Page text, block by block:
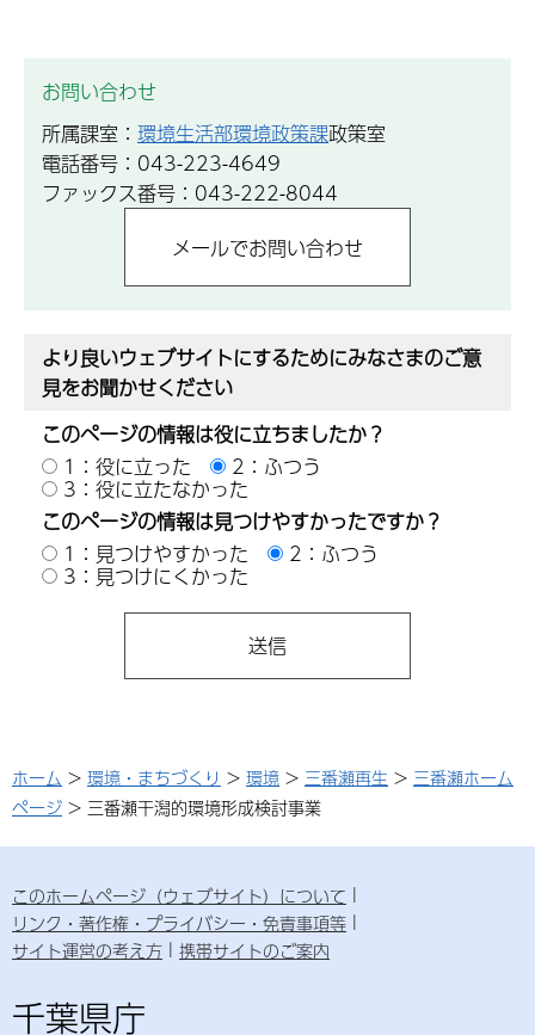
お問い合わせ
所属課室： 環境生活部環境政策課政策室
電話番号：043-223-4649
ファックス番号：043-222-8044
より良いウェブサイトにするためにみなさまのご意
見をお聞かせください
このページの情報は役に立ちましたか？
1：役に立った
2：ふつう
3：役に立たなかった
このページの情報は見つけやすかったですか？
1：見つけやすかった
2：ふつう
3：見つけにくかった
ホーム > 環境・まちづくり > 環境 > 三番瀬再生 > 三番瀬ホーム
ページ > 三番瀬干潟的環境形成検討事業
このホームページ（ウェブサイト）について
リンク・著作権・プライバシー・免責事項等
サイト運営の考え方
携帯サイトのご案内
千葉県庁